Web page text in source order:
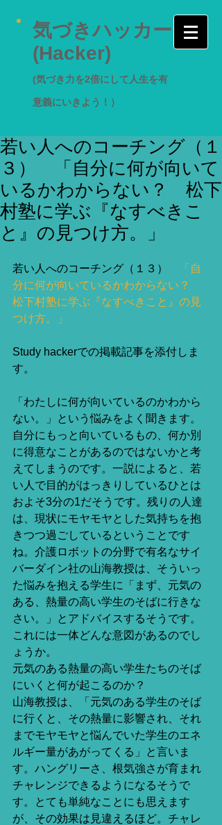
気づきハッカー
(Hacker)
(気づき力を2倍にして人生を有
意義にいきよう！）
若い人へのコーチング（１
３） 「自分に何が向いて
いるかわからない？ 松下
村塾に学ぶ『なすべきこ
と』の見つけ方。」
若い人へのコーチング（１３）
「自
分に何が向いているかわからない？
松下村塾に学ぶ『なすべきこと』の見
つけ方。」
Study hackerでの掲載記事を添付しま
す。
「わたしに何が向いているのかわから
ない。」という悩みをよく聞きます。
自分にもっと向いているもの、何か別
に得意なことがあるのではないかと考
えてしまうのです。一説によると、若
い人で目的がはっきりしているひとは
およそ3分の1だそうです。残りの人達
は、現状にモヤモヤとした気持ちを抱
きつつ過ごしているということです
ね。介護ロボットの分野で有名なサイ
バーダイン社の山海教授は、そういっ
た悩みを抱える学生に「まず、元気の
ある、熱量の高い学生のそばに行きな
さい。」とアドバイスするそうです。
これには一体どんな意図があるのでし
ょうか。
元気のある熱量の高い学生たちのそば
にいくと何が起こるのか？
山海教授は、「元気のある学生のそば
に行くと、その熱量に影響され、それ
までモヤモヤと悩んでいた学生のエネ
ルギー量があがってくる」と言いま
す。ハングリーさ、根気強さが育まれ
チャレンジできるようになるそうで
す。とても単純なことにも思えます
が、その効果は見違えるほど。チャレ